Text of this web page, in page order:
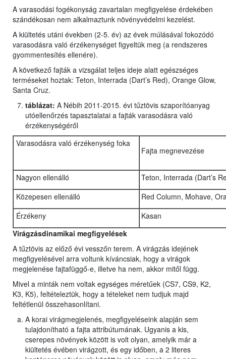
A varasodási fogékonyság zavartalan megfigyelése érdekében
szándékosan nem alkalmaztunk növényvédelmi kezelést.
A kiültetés utáni években (2-5. év) az évek múlásával fokozódó
varasodásra való érzékenységet figyeltük meg (a rendszeres
gyommentesítés ellenére).
A következő fajták a vizsgálat teljes ideje alatt egészséges
terméseket hoztak: Teton, Interrada (Dart’s Red), Orange Glow,
Santa Cruz.
táblázat: A Nébih 2011-2015. évi tűztövis szaporítóanyag
utóellenőrzés tapasztalatai a fajták varasodásra való
érzékenységéről
Varasodásra való érzékenység foka
Fajta megnevezése
Nagyon ellenálló
Teton, Interrada (Dart’s
Közepesen ellenálló
Red Column, Mohave,
Érzékeny
Kasan
Virágzásdinamikai megfigyelések
A tűztövis az előző évi vesszőn terem. A virágzás idejének
megfigyelésével arra voltunk kíváncsiak, hogy a virágok
megjelenése fajtafüggő-e, illetve ha nem, akkor mitől függ.
Mivel a minták nem voltak egységes méretűek (CS7, CS9, K2,
K3, K5), feltételeztük, hogy a tételeket nem tudjuk majd
feltétlenül összehasonlítani.
A korai virágmegjelenés, megfigyeléseink alapján sem
tulajdonítható a fajta attribútumának. Ugyanis a kis,
cserepes növények között is volt olyan, amelyik már a
kiültetés évében virágzott, és egy időben, a 2 literes